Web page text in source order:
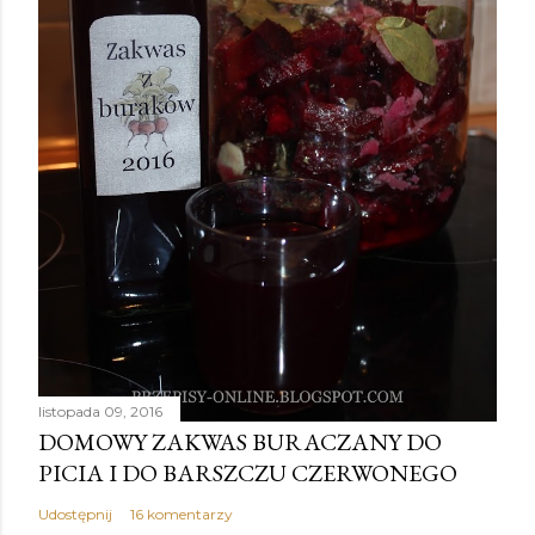
listopada 09, 2016
DOMOWY ZAKWAS BURACZANY DO
PICIA I DO BARSZCZU CZERWONEGO
Udostępnij 16 komentarzy